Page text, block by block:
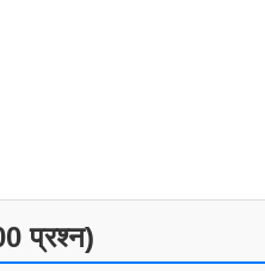
प्रश्न)